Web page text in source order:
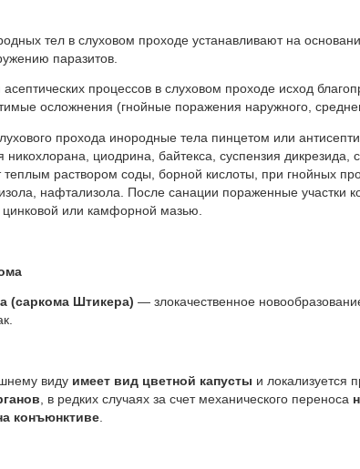
тел в слуховом проходе устанав­ливают на
паразитов.
асептических процессов в слуховом проходе исход
осложнения (гнойные поражения наружного,
прохода инородные тела пин­цетом или
циодрина, байтекса, суспензия дикрезида,
раствором соды, борной кислоты, при гнойных
нафтализола. После санации пораженные участки
или кам­форной мазью.
(саркома Штикера) — злокачественное
виду имеет вид цветной капусты и локализуется
, в редких случаях за счет механического переноса
конъюнктиве.